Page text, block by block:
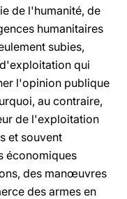
de l'humanité, de
humanitaires
subies,
qui
l'opinion publique
au contraire,
de l'exploitation
et souvent
économiques
des manœuvres
des armes en